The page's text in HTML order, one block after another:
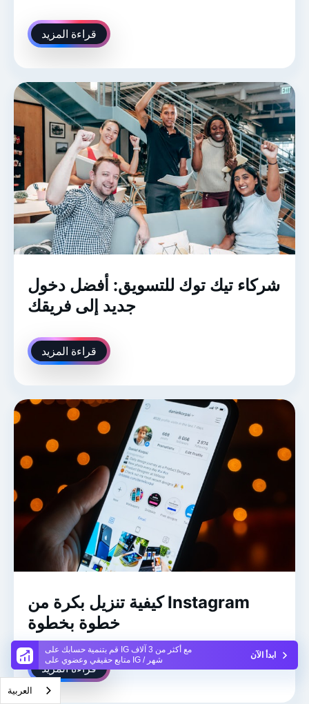
قم بتنمية حسابك على IG مع أكثر من 3 آلاف
متابع حقيقي وعضوي على IG / شهر
ابدأ الآن
قراءة المزيد
شركاء تيك توك للتسويق: أفضل دخول
قراءة المزيد
كيفية تنزيل بكرة من Instagram
خطوة بخطوة
قراءة المزيد
العربية‏